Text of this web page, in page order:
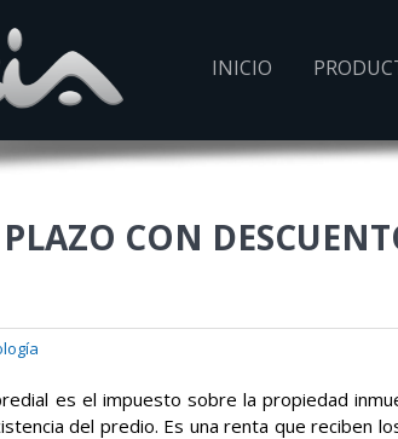
INICIO
CON
es el impuesto sobre la propiedad
del predio. Es una renta que reciben